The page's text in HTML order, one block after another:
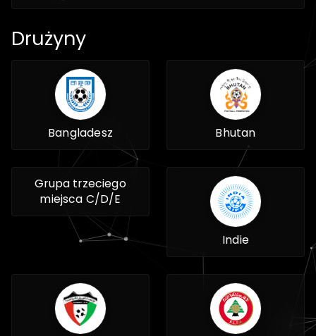
Drużyny
Bangladesz Bhutan
Grupa trzeciego
miejsca C/D/E
Indie